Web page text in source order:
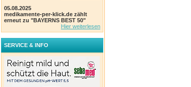
(1)
2
Ihr Preis:
17,60 €*
Ihr Preis:
05.08.2025
medikamente-per-klick.de zählt
erneut zu "BAYERNS BEST 50"
Hier weiterlesen
SERVICE & INFO